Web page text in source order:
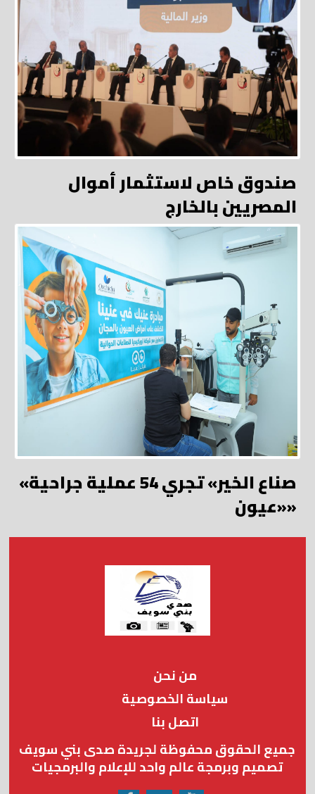
صندوق خاص لاستثمار أموال
المصريين بالخارج
«صناع الخير» تجري 54 عملية جراحية
«عيون»
من نحن
سياسة الخصوصية
اتصل بنا
جميع الحقوق محفوظة لجريدة صدى بني سويف
تصميم وبرمجة عالم واحد للإعلام والبرمجيات